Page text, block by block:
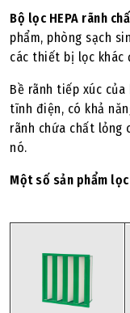
Bộ lọc HEPA rãnh
phẩm, phòng sạch
các thiết bị lọc khác
Bề rãnh tiếp xúc
tĩnh điện, có khả
rãnh chứa chất lỏng
nó.
Một số sản phẩm